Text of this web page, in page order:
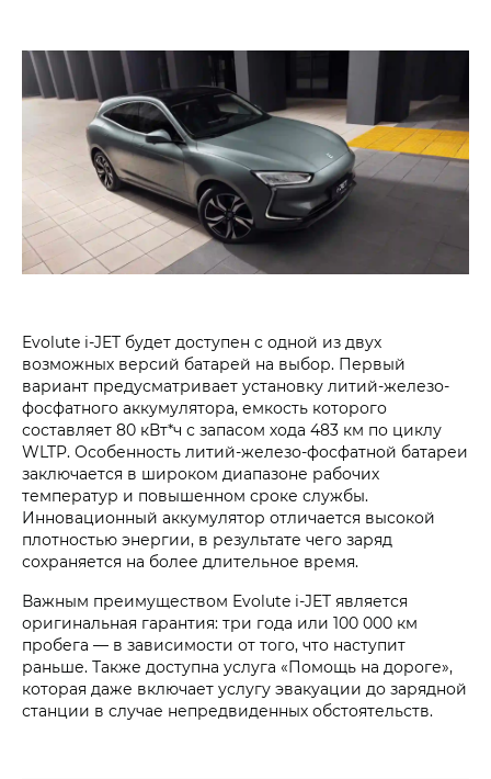
Evolute i‑JET будет доступен с одной из двух
возможных версий батарей на выбор. Первый
вариант предусматривает установку литий-железо-
фосфатного аккумулятора, емкость которого
составляет 80 кВт*ч с запасом хода 483 км по циклу
WLTP. Особенность литий-железо-фосфатной батареи
заключается в широком диапазоне рабочих
температур и повышенном сроке службы.
Инновационный аккумулятор отличается высокой
плотностью энергии, в результате чего заряд
сохраняется на более длительное время.
Важным преимуществом Evolute i‑JET является
оригинальная гарантия: три года или 100 000 км
пробега — в зависимости от того, что наступит
раньше. Также доступна услуга «Помощь на дороге»,
которая даже включает услугу эвакуации до зарядной
станции в случае непредвиденных обстоятельств.